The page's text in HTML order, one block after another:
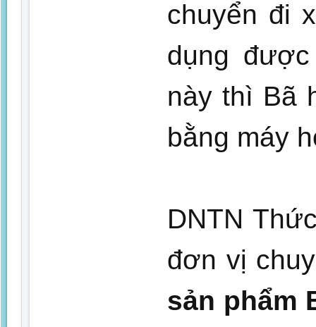
chuyển đi
dụng
này thì Bã
bằng máy
DNTN
đơn vị
sản phẩm